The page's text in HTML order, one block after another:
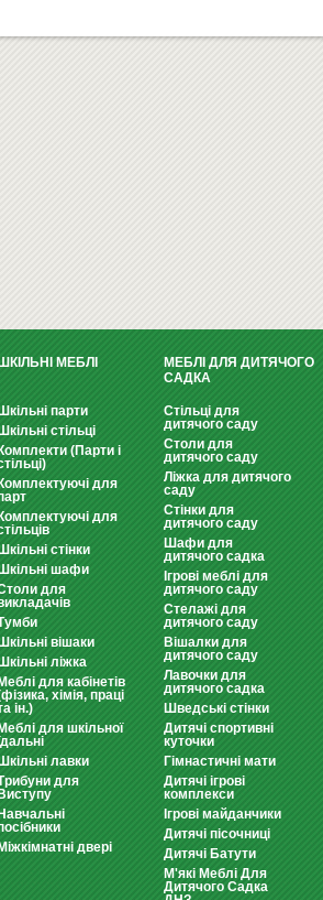
ШКІЛЬНІ МЕБЛІ
Шкільні парти
Шкільні стільці
Комплекти (Парти і
Комплектуючі для
Комплектуючі для
Шкільні стінки
Шкільні шафи
для
Шкільні вішаки
Шкільні ліжка
Меблі для кабінетів
хімія, праці
ін.)
Меблі для шкільної
Шкільні лавки
для
Виступу
Навчальні
Міжкімнатні двері
МЕБЛІ ДЛЯ ДИТЯЧОГО
САДКА
Стільці для
дитячого саду
Столи для
дитячого саду
Ліжка для дитячого
саду
Стінки для
дитячого саду
Шафи для
дитячого садка
Ігрові меблі для
дитячого саду
Стелажі для
дитячого саду
Вішалки для
дитячого саду
Лавочки для
дитячого садка
Шведські стінки
Дитячі спортивні
куточки
Гімнастичні мати
Дитячі ігрові
комплекси
Ігрові майданчики
Дитячі пісочниці
Дитячі Батути
М'які Меблі Для
Дитячого Садка